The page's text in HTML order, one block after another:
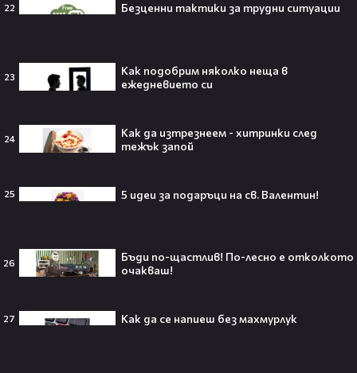
22 Безценни тактики за трудни ситуации
23
Как подобрим няколко неща в
ежедневието си
24
Как да изтрезнеем - хитринки след
тежък запой
25 5 идеи за подаръци на св. Валентин!
26
Бъди по-щастлив! По-лесно е отколкото
очакваш!
27 Как да се напиеш без махмурлук
Сватбата, която чакаше целият
свят! Кристиано Роналдо се жени!
Ариана Гранде изчезва?!
Решението ѝ шокира всички!😯💥
знаят истината: VIRAL хитът